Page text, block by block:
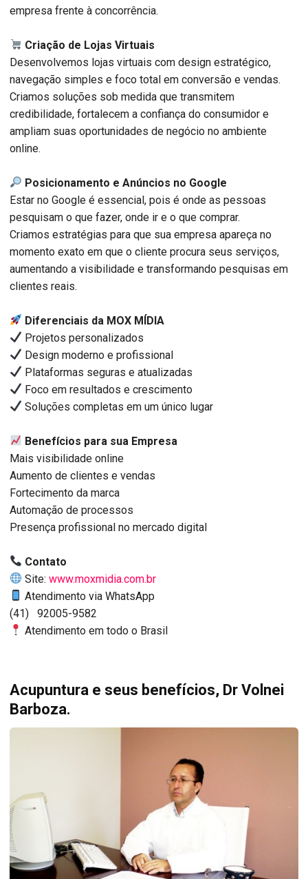
empresa frente à concorrência.
Criação de Lojas Virtuais
Desenvolvemos lojas virtuais com design estratégico,
navegação simples e foco total em conversão e vendas.
Criamos soluções sob medida que transmitem
credibilidade, fortalecem a confiança do consumidor e
ampliam suas oportunidades de negócio no ambiente
online.
Posicionamento e Anúncios no Google
Estar no Google é essencial, pois é onde as pessoas
pesquisam o que fazer, onde ir e o que comprar.
Criamos estratégias para que sua empresa apareça no
momento exato em que o cliente procura seus serviços,
aumentando a visibilidade e transformando pesquisas em
clientes reais.
Diferenciais da MOX MÍDIA
Projetos personalizados
Design moderno e profissional
Plataformas seguras e atualizadas
Foco em resultados e crescimento
Soluções completas em um único lugar
Benefícios para sua Empresa
Mais visibilidade online
Aumento de clientes e vendas
Fortecimento da marca
Automação de processos
Presença profissional no mercado digital
Contato
Site:www.moxmidia.com.br
Atendimento via WhatsApp
(41) 92005-9582
Atendimento em todo o Brasil
Acupuntura e seus benefícios, Dr Volnei
Barboza.